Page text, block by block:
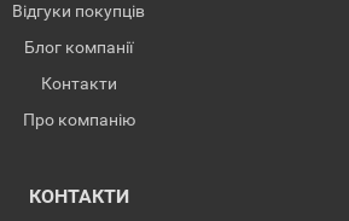
Відгуки покупців
Блог компанії
Контакти
Про компанію
КОНТАКТИ